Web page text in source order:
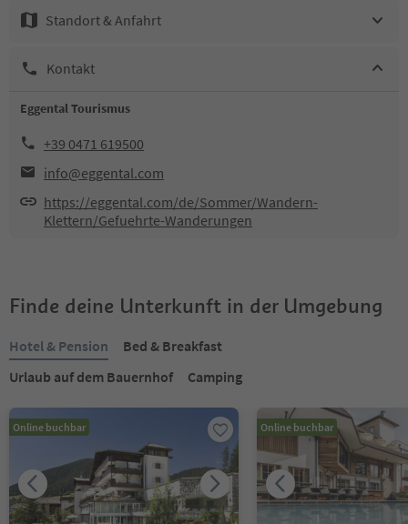
Standort & Anfahrt
Kontakt
Eggental Tourismus
+39 0471 619500
info@eggental.com
https://eggental.com/de/Sommer/Wandern-
Klettern/Gefuehrte-Wanderungen
Finde deine Unterkunft in der Umgebung
Hotel & Pension
Bed & Breakfast
Urlaub auf dem Bauernhof
Camping
Online buchbar Online buchbar